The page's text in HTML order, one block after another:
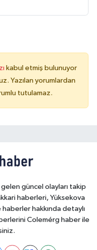
kabul etmiş bulunuyor
Yazılan yorumlardan
tutulamaz.
güncel olayları takip
haberleri, Yüksekova
hakkında detaylı
Colemérg haber ile